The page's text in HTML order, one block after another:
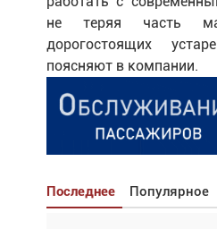
не теряя часть
дорогостоящих
поясняют в компании.
Последнее Популярное